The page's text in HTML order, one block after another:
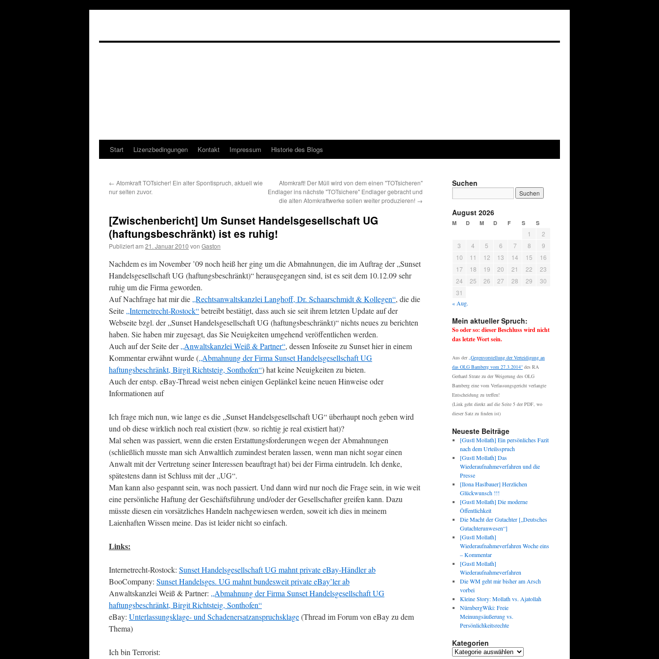
Start Lizenzbedingungen Kontakt Impressum Historie des Blogs
← Atomkraft TOTsicher! Ein alter Spontispruch, aktuell wie
nur selten zuvor.
Atomkraft! Der Müll wird von dem einen "TOTsicheren"
Endlager ins nächste "TOTsichere" Endlager gebracht und
die alten Atomkraftwerke sollen weiter produzieren! →
[Zwischenbericht] Um Sunset Handelsgesellschaft UG
(haftungsbeschränkt) ist es ruhig!
Publiziert am 21. Januar 2010 von Gaston
Nachdem es im November ’09 noch heiß her ging um die Abmahnungen, die im Auftrag der „Sunset
Handelsgesellschaft UG (haftungsbeschränkt)“ herausgegangen sind, ist es seit dem 10.12.09 sehr
ruhig um die Firma geworden.
Auf Nachfrage hat mir die „Rechtsanwaltskanzlei Langhoff, Dr. Schaarschmidt & Kollegen“, die die
Seite „Internetrecht-Rostock“betreibt bestätigt, dass auch sie seit ihrem letzten Update auf der
Webseite bzgl. der „Sunset Handelsgesellschaft UG (haftungsbeschränkt)“ nichts neues zu berichten
haben. Sie haben mir zugesagt, das Sie Neuigkeiten umgehend veröffentlichen werden.
Auch auf der Seite der„Anwaltskanzlei Weiß & Partner“, dessen Infoseite zu Sunset hier in einem
Kommentar erwähnt wurde („Abmahnung der Firma Sunset Handelsgesellschaft UG
haftungsbeschränkt, Birgit Richtsteig, Sonthofen“) hat keine Neuigkeiten zu bieten.
Auch der entsp. eBay-Thread weist neben einigen Geplänkel keine neuen Hinweise oder
Informationen auf
Ich frage mich nun, wie lange es die „Sunset Handelsgesellschaft UG“ überhaupt noch geben wird
und ob diese wirklich noch real existiert (bzw. so richtig je real existiert hat)?
Mal sehen was passiert, wenn die ersten Erstattungsforderungen wegen der Abmahnungen
(schließlich musste man sich Anwaltlich zumindest beraten lassen, wenn man nicht sogar einen
Anwalt mit der Vertretung seiner Interessen beauftragt hat) bei der Firma eintrudeln. Ich denke,
spätestens dann ist Schluss mit der „UG“.
Man kann also gespannt sein, was noch passiert. Und dann wird nur noch die Frage sein, in wie weit
eine persönliche Haftung der Geschäftsführung und/oder der Gesellschafter greifen kann. Dazu
müsste diesen ein vorsätzliches Handeln nachgewiesen werden, soweit ich dies in meinem
Laienhaften Wissen meine. Das ist leider nicht so einfach.
Links:
Internetrecht-Rostock: Sunset Handelsgesellschaft UG mahnt private eBay-Händler ab
BooCompany: Sunset Handelsges. UG mahnt bundesweit private eBay’ler ab
Anwaltskanzlei Weiß & Partner: „Abmahnung der Firma Sunset Handelsgesellschaft UG
haftungsbeschränkt, Birgit Richtsteig, Sonthofen“
eBay: Unterlassungsklage- und Schadenersatzanspruchsklage(Thread im Forum von eBay zu dem
Thema)
Ich bin Terrorist:
Suchen
August 2026
M D M D F S S
1
2
3
4 5 6 7 8
9
10
11 12 13 14 15
16
17
18 19 20 21 22
23
24
25 26 27 28 29
30
31
« Aug.
Mein aktueller Spruch:
So oder so: dieser Beschluss wird nicht
das letzte Wort sein.
Aus der„Gegenvorstellung der Verteidigung an
das OLG Bamberg vom 27.3.2014“ des RA
Gerhard Strate zu der Weigerung des OLG
Bamberg eine vom Verfassungsgericht verlangte
Entscheidung zu treffen!
(Link geht direkt auf die Seite 5 der PDF, wo
dieser Satz zu finden ist)
Neueste Beiträge
[Gustl Mollath] Ein persönliches Fazit
nach dem Urteilsspruch
[Gustl Mollath] Das
Wiederaufnahmeverfahren und die
Presse
[Ilona Haslbauer] Herzlichen
Glückwunsch !!!
[Gustl Mollath] Die moderne
Öffentlichkeit
Die Macht der Gutachter [„Deutsches
Gutachterunwesen“]
[Gustl Mollath]
Wiederaufnahmeverfahren Woche eins
– Kommentar
[Gustl Mollath]
Wiederaufnahmeverfahren
Die WM geht mir bisher am Arsch
vorbei
Kleine Story: Mollath vs. Ajatollah
NürnbergWiki: Freie
Meinungsäußerung vs.
Persönlichkeitsrechte
Kategorien